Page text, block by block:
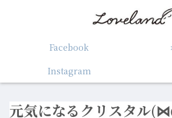
Facebook
Instagram
元気になるクリスタル